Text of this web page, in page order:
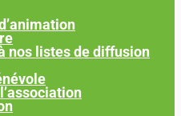
nos listes de diffusion